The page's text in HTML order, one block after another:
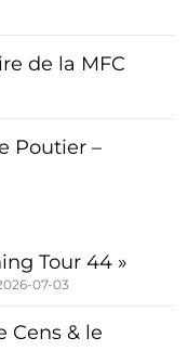
de la MFC
Poutier –
Tour 44 »
07-03
Cens & le